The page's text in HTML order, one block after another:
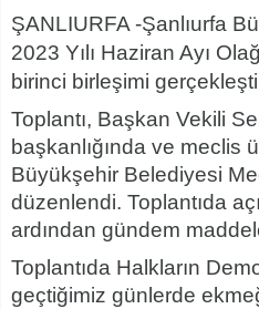
ŞANLIURFA -Şanlıurfa
2023 Yılı Haziran Ayı
birinci birleşimi
Toplantı, Başkan Vekili
başkanlığında ve meclis
Büyükşehir Belediyesi
düzenlendi. Toplantıda
ardından gündem
Toplantıda Halkların
geçtiğimiz günlerde